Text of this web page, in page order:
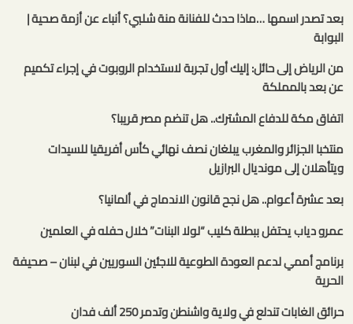
بعد تصدر اسمها …ماذا حدث للفنانة منة شلبي؟ أنباء عن أزمة صحية |
البوابة
من الرياض إلى حائل: إليك أول تجربة لاستخدام الروبوت في إجراء تكميم
عن بعد بالمملكة
اتفاق مكة للدفاع المشترك.. هل تنضم مصر قريبا؟
منتخبا الجزائر والمغرب يبلغان نصف نهائي كأس أفريقيا للسيدات
ويتأهلان إلى مونديال البرازيل
بعد عشرة أعوام.. هل نجح قانون الاندماج في ألمانيا؟
عمرو دياب يحتفل ببطلة كليب “لولا البنات” خلال حفله في العلمين
برنامج أممي لدعم العودة الطوعية للاجئين السوريين في لبنان – صحيفة
الحرية
حرائق الغابات تندلع في ولاية واشنطن وتدمر 250 ألف فدان